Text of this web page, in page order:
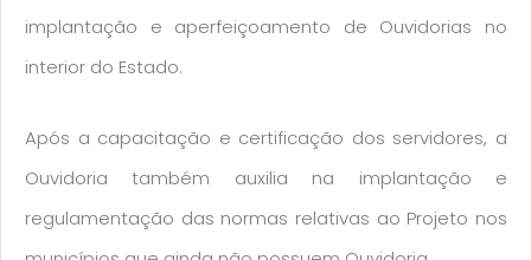
implantação e aperfeiçoamento de Ouvidorias no
interior do Estado.
Após a capacitação e certificação dos servidores, a
Ouvidoria também auxilia na implantação e
regulamentação das normas relativas ao Projeto nos